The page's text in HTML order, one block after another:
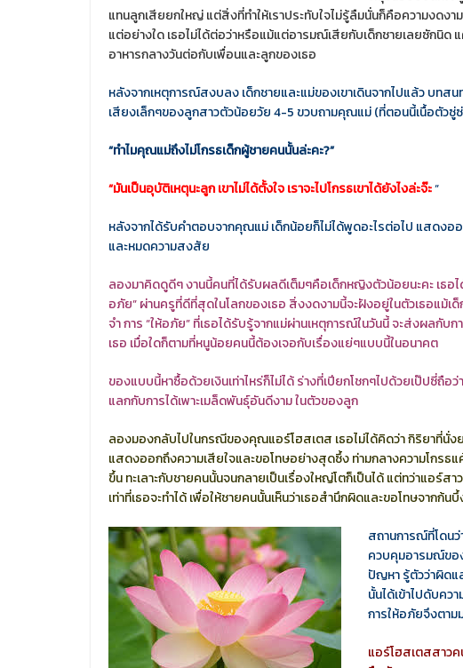
แทนลูกเสียยกใหญ่ แต่สิ่งที่ทำให้เราประทับใจไม่รู้ลืมนั่นก็คือความงดง
แต่อย่างใด เธอไม่ได้ต่อว่าหรือแม้แต่อารมณ์เสียกับเด็กชายเลยซักนิด
อาหารกลางวันต่อกับเพื่อนและลูกของเธอ
หลังจากเหตุการณ์สงบลง เด็กชายและแม่ของเขาเดินจากไปแล้ว บทส
เสียงเล็กๆของลูกสาวตัวน้อยวัย 4-5 ขวบถามคุณแม่ (ที่ตอนนี้เนื้อตัวซู่
“ทำไมคุณแม่ถึงไม่โกรธเด็กผู้ชายคนนั้นล่ะคะ?”
“มันเป็นอุบัติเหตุนะลูก เขาไม่ได้ตั้งใจ เราจะไปโกรธเขาได้ยังไงล่ะจ๊ะ“
หลังจากได้รับคำตอบจากคุณแม่ เด็กน้อยก็ไม่ได้พูดอะไรต่อไป แสดงออ
และหมดความสงสัย
ลองมาคิดดูดีๆ งานนี้คนที่ได้รับผลดีเต็มๆคือเด็กหญิงตัวน้อยนะคะ เธอไ
อภัย” ผ่านครูที่ดีที่สุดในโลกของเธอ สิ่งงดงามนี้จะฝังอยู่ในตัวเธอแม้เด็
จำ การ “ให้อภัย” ที่เธอได้รับรู้จากแม่ผ่านเหตุการณ์ในวันนี้ จะส่งผลกับ
เธอ เมื่อใดก็ตามที่หนูน้อยคนนี้ต้องเจอกับเรื่องแย่ๆแบบนี้ในอนาคต
ของแบบนี้หาซื้อด้วยเงินเท่าไหร่ก็ไม่ได้ ร่างที่เปียกโชกๆไปด้วยเป๊ปซี่ถือว่
แลกกับการได้เพาะเมล็ดพันธุ์อันดีงาม ในตัวของลูก
ลองมองกลับไปในกรณีของคุณแอร์โฮสเตส เธอไม่ได้คิดว่า กิริยาที่นั่ง
แสดงออกถึงความเสียใจและขอโทษอย่างสุดซึ้ง ท่ามกลางความโกรธ
ขึ้น ทะเลาะกับชายคนนั้นจนกลายเป็นเรื่องใหญ่โตก็เป็นได้ แต่ทว่าแอร์
เท่าที่เธอจะทำได้ เพื่อให้ชายคนนั้นเห็นว่าเธอสำนึกผิดและขอโทษจากก้น
สถานการณ์ที่โดน
ควบคุมอารมณ์ขอ
ปัญหา รู้ตัวว่าผิดแ
นั้นได้เข้าไปดับคว
การให้อภัยจึงตา
แอร์โฮสเตสสาว